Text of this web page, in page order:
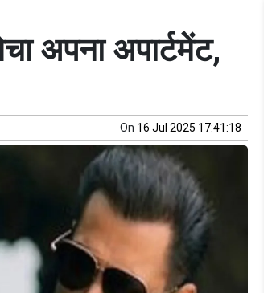
अपना अपार्टमेंट,
On 16 Jul 2025 17:41:18